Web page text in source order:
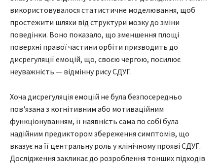
використовувалося статистичне моделювання, щоб
простежити шляхи від структури мозку до зміни
поведінки. Воно показало, що зменшення площі
поверхні правої частини орбіти призводить до
дисрегуляції емоцій, що, своєю чергою, посилює
неуважність — відмінну рису СДУГ.
Хоча дисрегуляція емоцій не була безпосередньо
пов'язана з когнітивним або мотиваційним
функціонуванням, її наявність сама по собі була
надійним предиктором збереження симптомів, що
вказує на її центральну роль у клінічному прояві СДУГ.
Дослідження закликає до розроблення тонших підходів